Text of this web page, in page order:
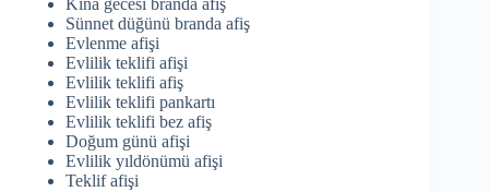
Kına gecesi branda afiş
Sünnet düğünü branda afiş
Evlenme afişi
Evlilik teklifi afişi
Evlilik teklifi afiş
Evlilik teklifi pankartı
Evlilik teklifi bez afiş
Doğum günü afişi
Evlilik yıldönümü afişi
Teklif afişi